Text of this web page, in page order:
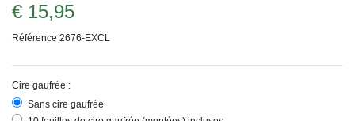
€ 15,95
Référence 2676-EXCL
Cire gaufrée :
Sans cire gaufrée